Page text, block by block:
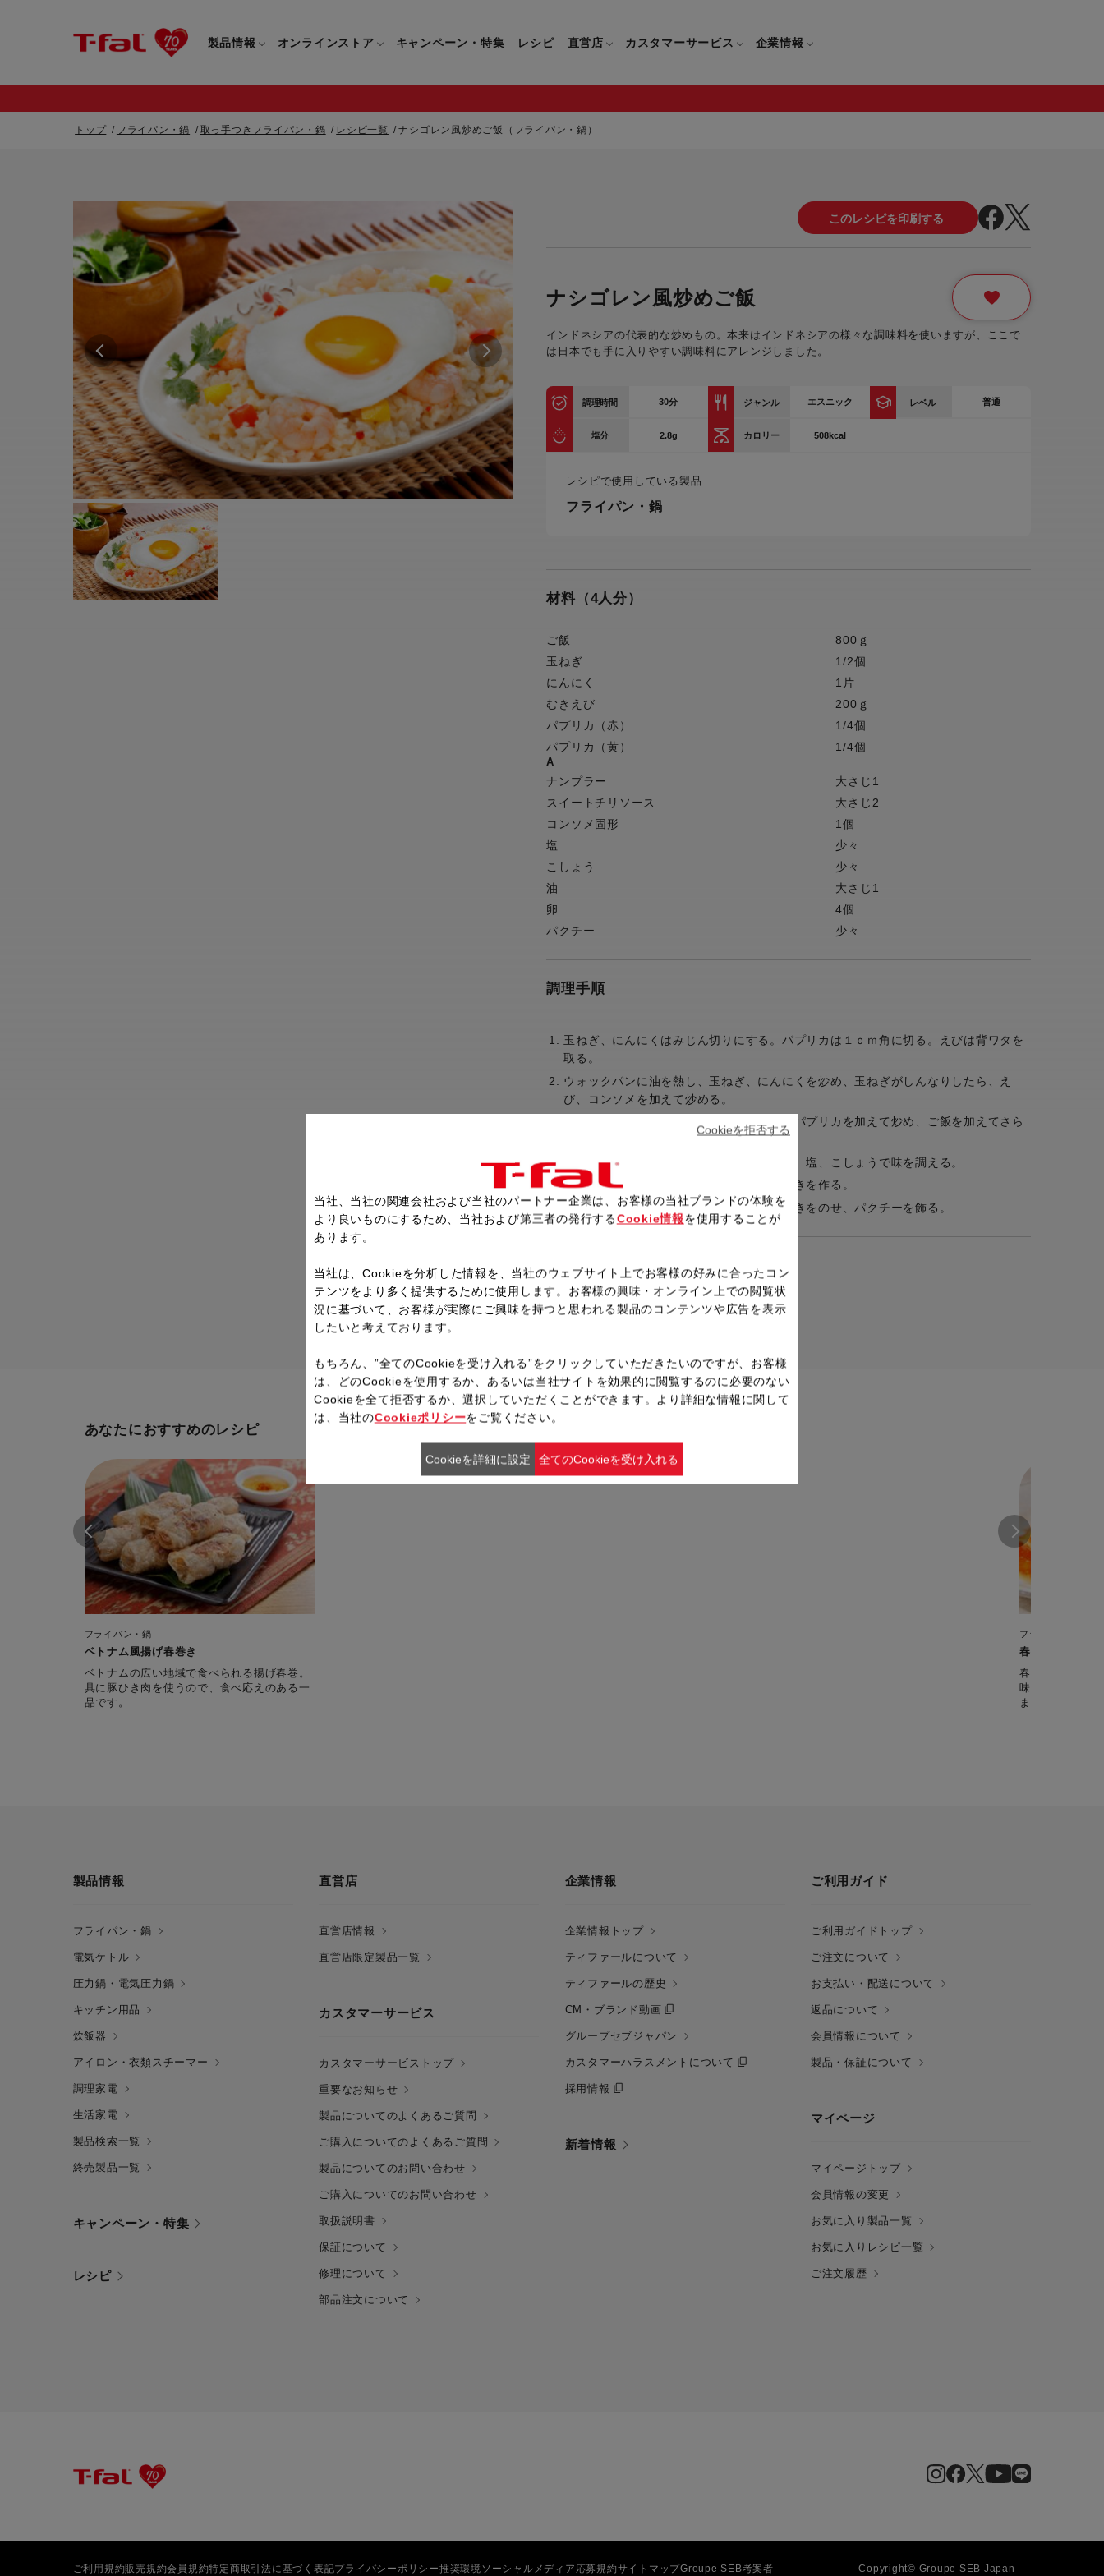
製品情報
すべてのフライパン・鍋
取っ手つきフライパン・鍋
取っ手のとれるフライパン・鍋
電気ケトル
すべての電気ケトル
圧力鍋・電気圧力鍋
すべての圧力鍋・電気圧力鍋
圧力鍋
すべてのキッチン用品
キッチンナイフ(包丁)
マルチみじん切り器
保存容器
ドリンクウェア
キッチンツール
カトラリー
炊飯器
すべての炊飯器
衣類スチーマーアイロン兼用タイプ
衣類スチーマー専用タイプ(1way)
ハンドブレンダー
フードプロセッサー
トースター
オンラインストア
すべてのフライパン・鍋一覧
取っ手つきフライパン・鍋一覧
取っ手のとれるフライパン・鍋一覧
電気ケトル一覧
すべての電気ケトル一覧
圧力鍋・電気圧力鍋一覧
すべての圧力鍋・電気圧力鍋一覧
圧力鍋一覧
電気圧力鍋一覧
すべてのキッチン用品一覧
キッチンナイフ(包丁)一覧
マルチみじん切り器一覧
保存容器一覧
ドリンクウェア一覧
キッチンツール一覧
カトラリー一覧
炊飯器一覧
すべての炊飯器一覧
衣類スチーマー専用タイプ(1way)一
ハンドブレンダー一覧
フードプロセッサー一覧
すべての生活家電一覧
ギフト・プレゼント特集
セール対象製品一覧
ピックアップ
キャンペーン・特集 レシピ 直営店
直営店限定製品一覧
カスタマーサービス
重要なお知らせ 製品についてのよくあるご質問
ご購入についてのよくあるご質問
ティファール会員に関するよくある
保証について
企業情報
ティファールについて
CM・ブランド動画
グループセブジャパン
カスタマーハラスメント
について
トップ フライパン・鍋 取っ手つきフライパン・鍋 レシピ一覧 ナシゴレン風炒めご飯（フライパン・鍋）
ナシゴレン風炒めご飯
インドネシアの代表的な炒めもの。本来はインドネシアの様々な調味料を使いますが、ここで
は日本でも手に入りやすい調味料にアレンジしました。
調理時間 30分 ジャンル エスニック レベル 普通
塩分 2.8g カロリー 508kcal
レシピで使用している製品
フライパン・鍋
材料（4人分）
ご飯
800ｇ
玉ねぎ
1/2個
にんにく
1片
むきえび
200ｇ
パプリカ（赤）
1/4個
パプリカ（黄）
1/4個
A
ナンプラー
大さじ1
スイートチリソース
大さじ2
コンソメ固形
1個
塩
少々
こしょう
少々
油
大さじ1
卵
4個
パクチー
少々
調理手順
玉ねぎ、にんにくはみじん切りにする。パプリカは１ｃｍ角に切る。えびは背ワタを
取る。
ウォックパンに油を熱し、玉ねぎ、にんにくを炒め、玉ねぎがしんなりしたら、え
び、コンソメを加えて炒める。
えびの色が変わり、コンソメが溶けたら、パプリカを加えて炒め、ご飯を加えてさら
全体が混ざったら、Ａを加えて炒め合わせ、塩、こしょうで味を調える。
フライパンを熱し、卵を割り入れて目玉焼きを作る。
器にナシゴレン風炒めご飯を盛り、目玉焼きをのせ、パクチーを飾る。
レシピ一覧へ戻る
あなたにおすすめのレシピ
フライパン・鍋
ベトナム風揚げ春巻き
ベトナムの広い地域で食べられる揚げ春巻。
具に豚ひき肉を使うので、食べ応えのある一
品です。
フライパン・鍋
春野菜の和風ラ
春の食材をメイ
味付けは味噌、
ました。前日に
製品情報
フライパン・鍋
電気ケトル
圧力鍋・電気圧力鍋
キッチン用品
炊飯器
アイロン・衣類スチーマー
調理家電
生活家電
製品検索一覧
終売製品一覧
キャンペーン・特集
レシピ
直営店
直営店情報
直営店限定製品一覧
カスタマーサービス
カスタマーサービストップ
重要なお知らせ
製品についてのよくあるご質問
ご購入についてのよくあるご質問
製品についてのお問い合わせ
ご購入についてのお問い合わせ
取扱説明書
保証について
修理について
部品注文について
企業情報
企業情報トップ
ティファールについて
ティファールの歴史
CM・ブランド動画
グループセブジャパン
カスタマーハラスメントについて
採用情報
新着情報
ご利用ガイド
ご利用ガイドトップ
ご注文について
お支払い・配送について
返品について
会員情報について
製品・保証について
マイページ
マイページトップ
会員情報の変更
お気に入り製品一覧
お気に入りレシピ一覧
ご注文履歴
ご利用規約販売規約会員規約特定商取引法に基づく表記プライバシーポリシー推奨環境ソーシャルメディア応募規約サイトマップGroupe SEB考案者 Copyright© Groupe SEB Japan
当社、当社の関連会社および当社のパートナー企業は、お客様の当社ブランドの体験を
より良いものにするため、当社および第三者の発行するCookie情報 を使用することが
あります。
当社は、Cookieを分析した情報を、当社のウェブサイト上でお客様の好みに合ったコン
テンツをより多く提供するために使用します。お客様の興味・オンライン上での閲覧状
況に基づいて、お客様が実際にご興味を持つと思われる製品のコンテンツや広告を表示
したいと考えております。
もちろん、”全てのCookieを受け入れる”をクリックしていただきたいのですが、お客様
は、どのCookieを使用するか、あるいは当社サイトを効果的に閲覧するのに必要のない
Cookieを全て拒否するか、選択していただくことができます。より詳細な情報に関して
は、当社のCookieポリシーをご覧ください。
Cookieを拒否する
Cookieを詳細に設定 全てのCookieを受け入れる